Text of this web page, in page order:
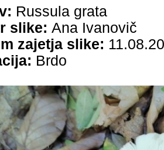
Russula grata
slike: Ana Ivanovič
zajetja slike:
Brdo